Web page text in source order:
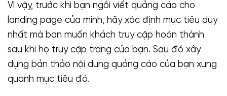
Vì vậy, trước khi bạn ngồi viết quảng cáo cho
landing page của mình, hãy xác định mục tiêu duy
nhất mà bạn muốn khách truy cập hoàn thành
sau khi họ truy cập trang của bạn. Sau đó xây
dựng bản thảo nội dung quảng cáo của bạn xung
quanh mục tiêu đó.